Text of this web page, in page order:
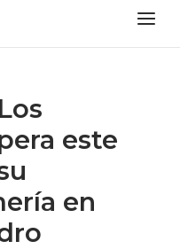
Menu
este
en